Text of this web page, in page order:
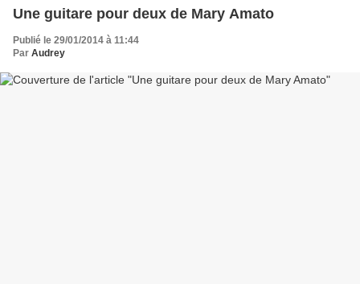
Une guitare pour deux de Mary Amato
Publié le 29/01/2014 à 11:44
Par Audrey